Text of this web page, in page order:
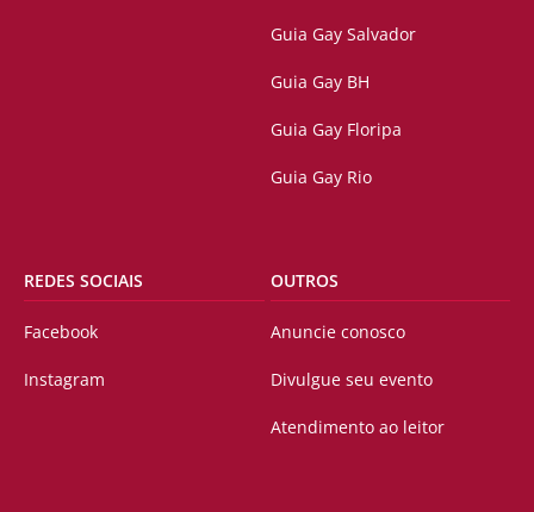
Guia Gay Salvador
Guia Gay BH
Guia Gay Floripa
Guia Gay Rio
REDES SOCIAIS
Facebook
Instagram
OUTROS
Anuncie conosco
Divulgue seu evento
Atendimento ao leitor